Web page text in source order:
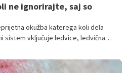
ne ignorirajte, saj so
okužba katerega koli dela
sistem vključuje ledvice, ledvična
in sečnico.